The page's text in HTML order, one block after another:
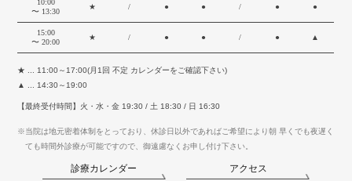
10:00
〜 13:30
★ / ● ● / ● ●
15:00
〜 20:00
★ / ● ● / ● ▲
★ ... 11:00～17:00(月1回 不定 カレンダーをご確認下さい)
▲ ... 14:30～19:00
【最終受付時間】火・水・金 19:30 / 土 18:30 / 日 16:30
※当院は地元密着体制をとっており、休診日以外であればご希望により朝 早くでも夜遅く
ても時間外診療が可能ですので、御遠慮なくお申し付け下さい。
診療カレンダー アクセス